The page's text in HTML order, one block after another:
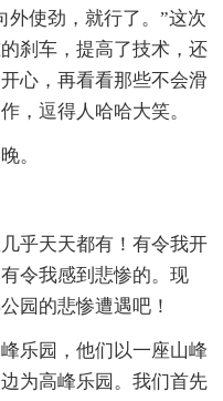
外使劲，就行了。”这次
刹车，提高了技术，还
心，再看看那些不会滑
，逗得人哈哈大笑。
。
乎天天都有！有令我开
令我感到悲惨的。现
园的悲惨遭遇吧！
乐园，他们以一座山峰
为高峰乐园。我们首先